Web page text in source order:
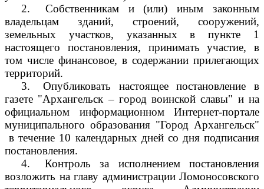
2.
Собственникам и (или) иным законным
владельцам зданий, строений, сооружений,
земельных участков, указанных в пункте 1
настоящего постановления, принимать участие, в
том числе финансовое, в содержании прилегающих
территорий.
3.
Опубликовать настоящее постановление в
газете "Архангельск – город воинской славы" и на
официальном информационном Интернет-портале
муниципального образования "Город Архангельск"
в течение 10 календарных дней со дня подписания
постановления.
4.
Контроль за исполнением постановления
возложить на главу администрации Ломоносовского